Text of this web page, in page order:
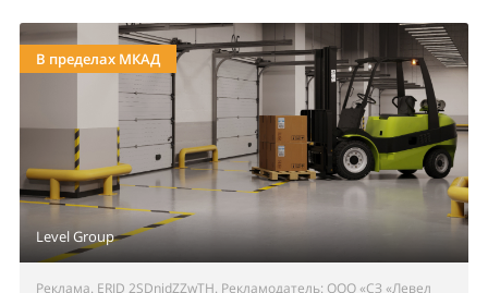
Level Group
В пределах МКАД
Реклама. ERID 2SDnjdZZwTH. Рекламодатель: ООО «СЗ «Левел